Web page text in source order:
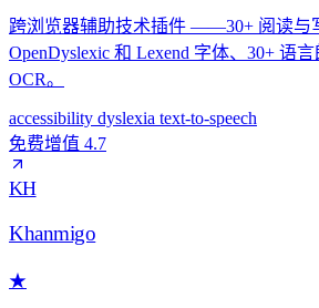
跨浏览器辅助技术插件 ——30+ 阅读与
OpenDyslexic 和 Lexend 字体、30+ 语
OCR。
accessibility dyslexia text-to-speech
免费增值 4.7
KH
Khanmigo
★